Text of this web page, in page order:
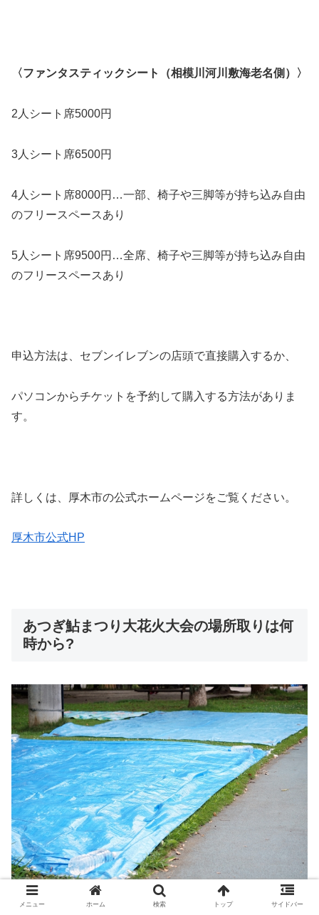
〈ファンタスティックシート（相模川河川敷海老名側）〉
2人シート席5000円
3人シート席6500円
4人シート席8000円…一部、椅子や三脚等が持ち込み自由
のフリースペースあり
5人シート席9500円…全席、椅子や三脚等が持ち込み自由
のフリースペースあり
申込方法は、セブンイレブンの店頭で直接購入するか、
パソコンからチケットを予約して購入する方法がありま
す。
詳しくは、厚木市の公式ホームページをご覧ください。
厚木市公式HP
あつぎ鮎まつり大花火大会の場所取りは何
時から?
メニュー ホーム 検索 トップ サイドバー